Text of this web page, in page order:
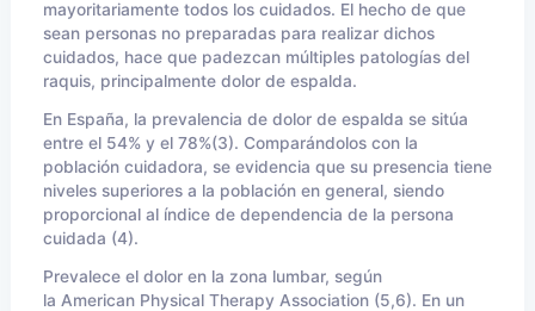
mayoritariamente todos los cuidados. El hecho de que
sean personas no preparadas para realizar dichos
cuidados, hace que padezcan múltiples patologías del
raquis, principalmente dolor de espalda.
En España, la prevalencia de dolor de espalda se sitúa
entre el 54% y el 78%(3). Comparándolos con la
población cuidadora, se evidencia que su presencia tiene
niveles superiores a la población en general, siendo
proporcional al índice de dependencia de la persona
cuidada (4).
Prevalece el dolor en la zona lumbar, según
la American Physical Therapy Association (5,6). En un